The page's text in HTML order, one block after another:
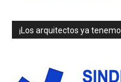
¡Los arquitectos ya